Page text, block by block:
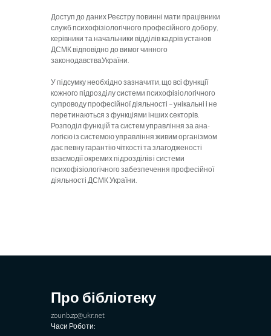
Доступ до даних Реєстру повинні ма­ти працівники
служб психофізіологічного професійного добору,
керівники та начальники відділів кадрів установ
ДСМК відповідно до вимог чинного
законодавстваУкраїни.
У підсумку необхідно зазначити, що всі функції
кожного підрозділу системи психофізіологічного
супроводу професій­ної діяльності – унікальні і не
перетина­ються з функціями інших секторів.
Розпо­діл функцій та систем управління за ана­
логією із системою управління живим ор­ганізмом
дає певну гарантію чіткості та злагодженості
взаємодії окремих підрозді­лів і системи
психофізіологічного забезпе­чення професійної
діяльності ДСМК України.
Про бібліотеку
zounb.zp@ukr.net
Часи Роботи: